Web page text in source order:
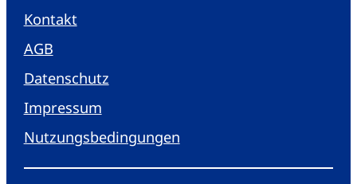
Kontakt
AGB
Datenschutz
Impressum
Nutzungsbedingungen